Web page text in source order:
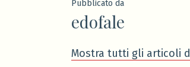
Pubblicato da
edofale
Mostra tutti gli articoli